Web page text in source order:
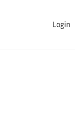
Login